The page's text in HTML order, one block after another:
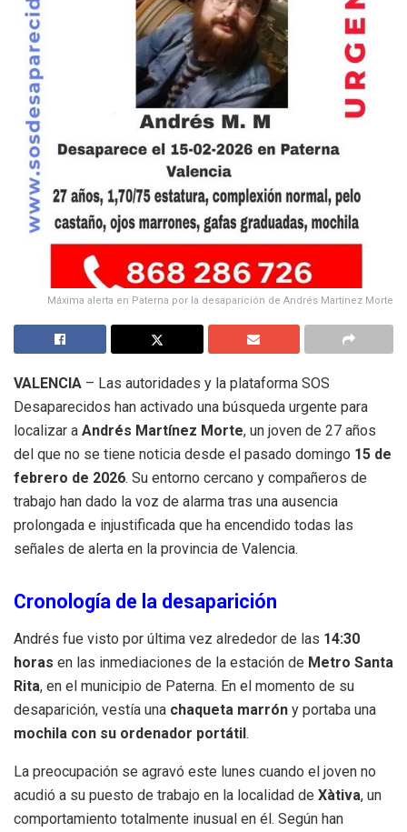
Máxima alerta en Paterna por la desaparición de Andrés Martínez Morte
VALENCIA – Las autoridades y la plataforma SOS
Desaparecidos han activado una búsqueda urgente para
localizar a Andrés Martínez Morte, un joven de 27 años
del que no se tiene noticia desde el pasado domingo 15 de
febrero de 2026. Su entorno cercano y compañeros de
trabajo han dado la voz de alarma tras una ausencia
prolongada e injustificada que ha encendido todas las
señales de alerta en la provincia de Valencia.
Cronología de la desaparición
Andrés fue visto por última vez alrededor de las 14:30
horas en las inmediaciones de la estación de Metro Santa
Rita, en el municipio de Paterna. En el momento de su
desaparición, vestía una chaqueta marrón y portaba una
mochila con su ordenador portátil.
La preocupación se agravó este lunes cuando el joven no
acudió a su puesto de trabajo en la localidad de Xàtiva, un
comportamiento totalmente inusual en él. Según han